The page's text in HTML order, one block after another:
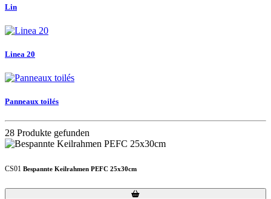
Lin
Linea 20
Panneaux toilés
28 Produkte gefunden
CS01 Bespannte Keilrahmen PEFC 25x30cm
Loading...
Loading...